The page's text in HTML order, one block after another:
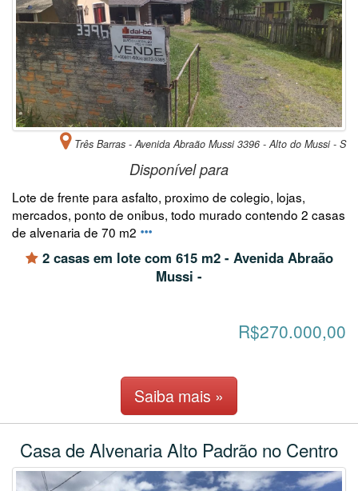
Três Barras - Avenida Abraão Mussi 3396 - Alto do Mussi - S
Disponível para
Lote de frente para asfalto, proximo de colegio, lojas,
mercados, ponto de onibus, todo murado contendo 2 casas
de alvenaria de 70 m2
2 casas em lote com 615 m2 - Avenida Abraão
Mussi -
R$270.000,00
Saiba mais »
Casa de Alvenaria Alto Padrão no Centro